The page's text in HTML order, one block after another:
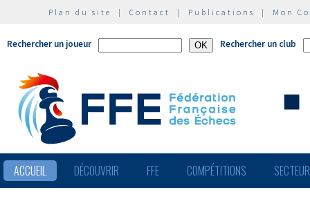
Plan du site | Contact | Publications | Mon
Rechercher un joueur Rechercher un club
ACCUEIL DÉCOUVRIR FFE COMPÉTITIONS